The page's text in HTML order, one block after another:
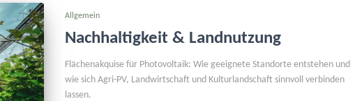
Allgemein
Nachhaltigkeit & Landnutzung
Flächenakquise für Photovoltaik: Wie geeignete Standorte entstehen und
wie sich Agri-PV, Landwirtschaft und Kulturlandschaft sinnvoll verbinden
lassen.